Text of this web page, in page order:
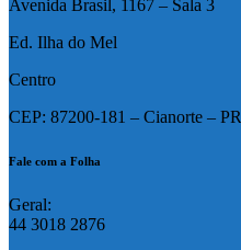
Avenida Brasil, 1167 – Sala 3
Ed. Ilha do Mel
Centro
CEP: 87200-181 – Cianorte – PR
Fale com a Folha
Geral:
44 3018 2876